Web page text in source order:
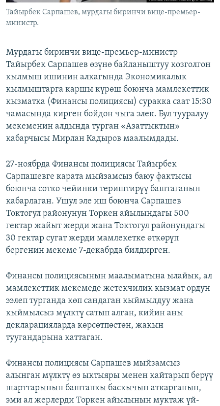
Тайырбек Сарпашев, мурдагы биринчи вице-премьер-
министр.
Мурдагы биринчи вице-премьер-министр
Тайырбек Сарпашев өзүнө байланыштуу козголгон
кылмыш ишинин алкагында Экономикалык
кылмыштарга каршы күрөш боюнча мамлекеттик
кызматка (Финансы полициясы) суракка саат 15:30
чамасында кирген бойдон чыга элек. Бул тууралуу
мекеменин алдында турган «Азаттыктын»
кабарчысы Мирлан Кадыров маалымдады.
27-ноябрда Финансы полициясы Тайырбек
Сарпашевге карата мыйзамсыз баюу фактысы
боюнча сотко чейинки териштирүү баштаганын
кабарлаган. Ушул эле иш боюнча Сарпашев
Токтогул районунун Торкен айылындагы 500
гектар жайыт жерди жана Токтогул районундагы
30 гектар сугат жерди мамлекетке өткөрүп
бергенин мекеме 7-декабрда билдирген.
Финансы полициясынын маалыматына ылайык, ал
мамлекеттик мекемеде жетекчилик кызмат ордун
ээлеп турганда көп сандаган кыймылдуу жана
кыймылсыз мүлктү сатып алган, кийин аны
декларацияларда көрсөтпөстөн, жакын
туугандарына каттаган.
Финансы полициясы Сарпашев мыйзамсыз
алынган мүлктү өз ыктыяры менен кайтарып берүү
шарттарынын баштапкы баскычын аткарганын,
эми ал жерлерди Торкен айылынын муктаж үй-